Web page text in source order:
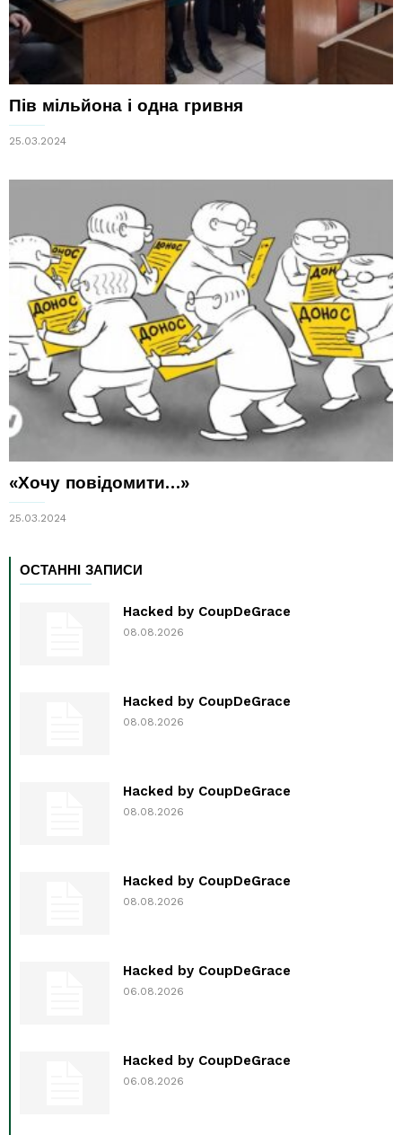
Пів мільйона і одна гривня
25.03.2024
«Хочу повідомити…»
25.03.2024
ОСТАННІ ЗАПИСИ
Hacked by CoupDeGrace
08.08.2026
Hacked by CoupDeGrace
08.08.2026
Hacked by CoupDeGrace
08.08.2026
Hacked by CoupDeGrace
08.08.2026
Hacked by CoupDeGrace
06.08.2026
Hacked by CoupDeGrace
06.08.2026